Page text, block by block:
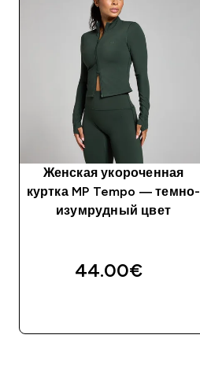
Женская укороченная
куртка MP Tempo — темно-
изумрудный цвет
44.00€‎